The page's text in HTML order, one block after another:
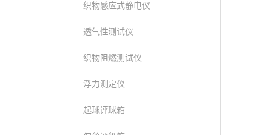
织物感应式静电仪
透气性测试仪
织物阻燃测试仪
浮力测定仪
起球评球箱